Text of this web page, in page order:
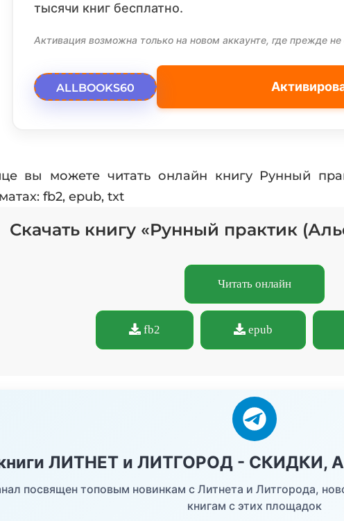
тысячи книг бесплатно.
Активация возможна только на новом аккаунте, где прежде
ALLBOOKS60
вы можете читать онлайн книгу Рунный
fb2, epub, txt
Скачать книгу «Рунный практик
Читать онлайн
fb2 epub
ЛИТНЕТ и ЛИТГОРОД - СКИДКИ,
посвящен топовым новинкам с Литнета и Литгорода,
книгам с этих площадок